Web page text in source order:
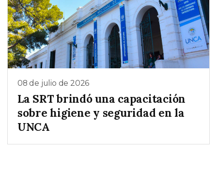
08 de julio de 2026
La SRT brindó una capacitación
sobre higiene y seguridad en la
UNCA